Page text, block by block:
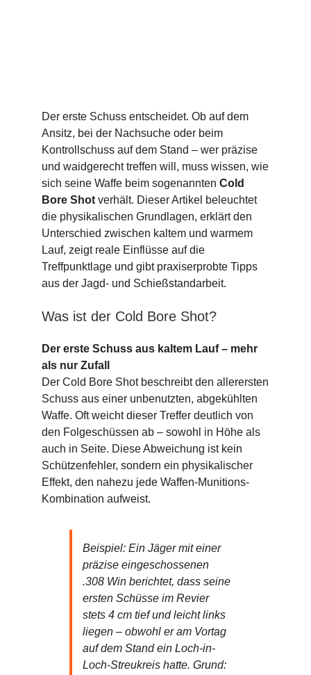
Der erste Schuss entscheidet. Ob auf dem
Ansitz, bei der Nachsuche oder beim
Kontrollschuss auf dem Stand – wer präzise
und waidgerecht treffen will, muss wissen, wie
sich seine Waffe beim sogenannten Cold
Bore Shotverhält. Dieser Artikel beleuchtet
die physikalischen Grundlagen, erklärt den
Unterschied zwischen kaltem und warmem
Lauf, zeigt reale Einflüsse auf die
Treffpunktlage und gibt praxiserprobte Tipps
aus der Jagd- und Schießstandarbeit.
Was ist der Cold Bore Shot?
Der erste Schuss aus kaltem Lauf – mehr
als nur Zufall
Der Cold Bore Shot beschreibt den allerersten
Schuss aus einer unbenutzten, abgekühlten
Waffe. Oft weicht dieser Treffer deutlich von
den Folgeschüssen ab – sowohl in Höhe als
auch in Seite. Diese Abweichung ist kein
Schützenfehler, sondern ein physikalischer
Effekt, den nahezu jede Waffen-Munitions-
Kombination aufweist.
Beispiel: Ein Jäger mit einer
präzise eingeschossenen
.308 Win berichtet, dass seine
ersten Schüsse im Revier
stets 4 cm tief und leicht links
liegen – obwohl er am Vortag
auf dem Stand ein Loch-in-
Loch-Streukreis hatte. Grund: